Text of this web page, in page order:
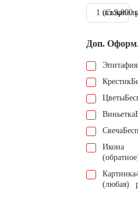
1 шт.9.000
Доп.
Эпитафия
Крестик
Цветы
Виньетка
Свеча
Икона
Картинка
(любая)